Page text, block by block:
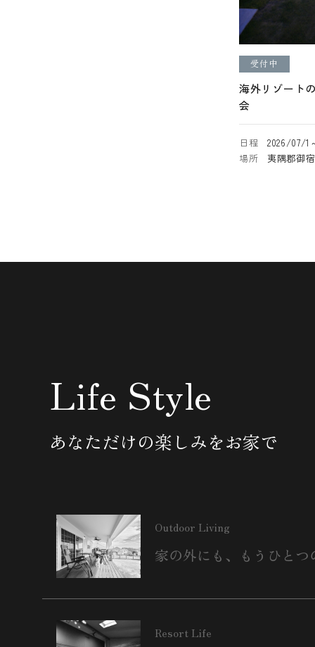
受付中
海外リゾート
会
日程
2026/07/1
場所
夷隅郡御
Life Style
あなただけの楽しみをお家で
Outdoor Living
家の外にも、 もうひと
Resort Life